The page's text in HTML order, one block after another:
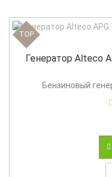
TOP
Генератор Alteco
Бензиновый